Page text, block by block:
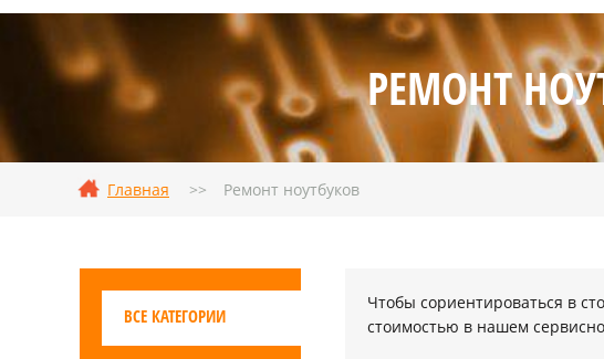
РЕМОНТ
Главная Ремонт ноутбуков
ВСЕ КАТЕГОРИИ
Чтобы сориентироваться в
стоимостью в нашем